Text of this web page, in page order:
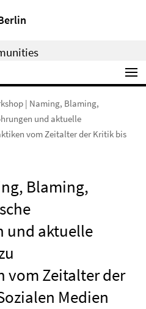
| Naming, Blaming,
und aktuelle
vom Zeitalter der Kritik bis
Blaming,
und aktuelle
vom Zeitalter der
Medien